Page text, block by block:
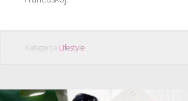
Kategorija Lifestyle